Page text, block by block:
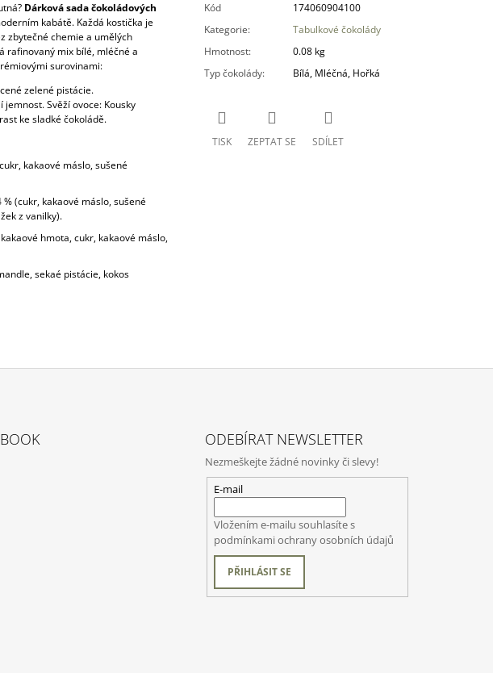
Dárková sada čokoládových
kabátě. Každá kostička je
zbytečné chemie a umělých
rafinovaný mix bílé, mléčné a
surovinami:
zelené pistácie.
Svěží ovoce: Kousky
ke sladké čokoládě.
kakaové máslo, sušené
(cukr, kakaové máslo, sušené
z vanilky).
hmota, cukr, kakaové máslo,
sekaé pistácie, kokos
Kód
174060904100
Kategorie:
Tabulkové čokolády
Hmotnost:
0.08 kg
Typ čokolády: Bílá, Mléčná, Hořká
TISK ZEPTAT SE SDÍLET
ODEBÍRAT NEWSLETTER
Nezmeškejte žádné novinky či slevy!
E-mail
Vložením e-mailu souhlasíte s
podmínkami ochrany osobních údajů
PŘIHLÁSIT SE